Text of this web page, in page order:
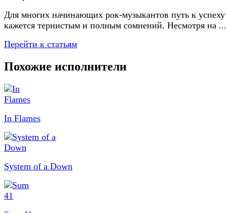
Для многих начинающих рок-музыкантов путь к успеху
кажется тернистым и полным сомнений. Несмотря на ...
Перейти к статьям
Похожие исполнители
In Flames
System of a Down